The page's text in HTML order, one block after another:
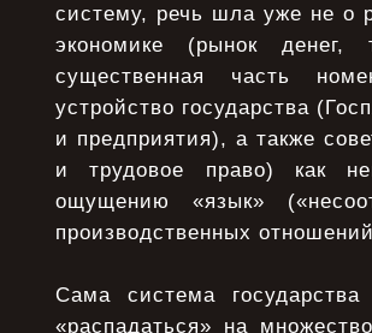
систему, речь шла уже не о
экономике (рынок
существенная часть
устройство государства
и предприятия), а также
и трудовое право) как
ощущению «язык»
производственных
Сама система
«распадаться» на